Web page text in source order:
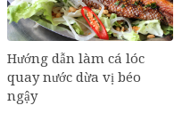
Hướng dẫn làm cá lóc
quay nước dừa vị béo
ngậy